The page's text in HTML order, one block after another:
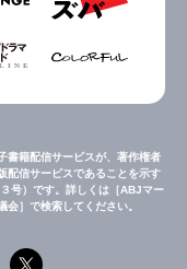
書籍配信サービスが、著作権者
配信サービスであることを示す
号）です。詳しくは［ABJマー
会］で検索してください。